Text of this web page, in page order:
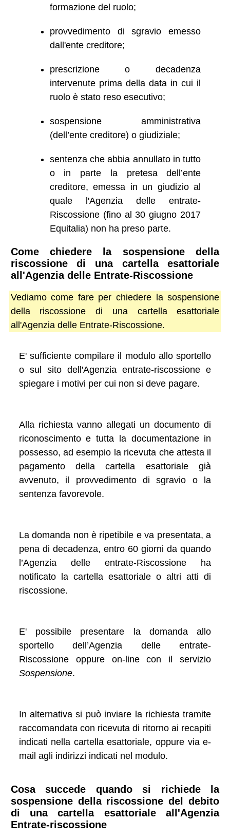
formazione del ruolo;
provvedimento di sgravio emesso
dall'ente creditore;
prescrizione o decadenza
intervenute prima della data in cui il
ruolo è stato reso esecutivo;
sospensione amministrativa
(dell’ente creditore) o giudiziale;
sentenza che abbia annullato in tutto
o in parte la pretesa dell’ente
creditore, emessa in un giudizio al
quale l'Agenzia delle entrate-
Riscossione (fino al 30 giugno 2017
Equitalia) non ha preso parte.
Come chiedere la sospensione della
riscossione di una cartella esattoriale
all'Agenzia delle Entrate-Riscossione
Vediamo come fare per chiedere la sospensione
della riscossione di una cartella esattoriale
all'Agenzia delle Entrate-Riscossione.
E' sufficiente compilare il modulo allo sportello
o sul sito dell'Agenzia entrate-riscossione e
spiegare i motivi per cui non si deve pagare.
Alla richiesta vanno allegati un documento di
riconoscimento e tutta la documentazione in
possesso, ad esempio la ricevuta che attesta il
pagamento della cartella esattoriale già
avvenuto, il provvedimento di sgravio o la
sentenza favorevole.
La domanda non è ripetibile e va presentata, a
pena di decadenza, entro 60 giorni da quando
l’Agenzia delle entrate-Riscossione ha
notificato la cartella esattoriale o altri atti di
riscossione.
E' possibile presentare la domanda allo
sportello dell’Agenzia delle entrate-
Riscossione oppure on-line con il servizio
Sospensione.
In alternativa si può inviare la richiesta tramite
raccomandata con ricevuta di ritorno ai recapiti
indicati nella cartella esattoriale, oppure via e-
mail agli indirizzi indicati nel modulo.
Cosa succede quando si richiede la
sospensione della riscossione del debito
di una cartella esattoriale all'Agenzia
Entrate-riscossione